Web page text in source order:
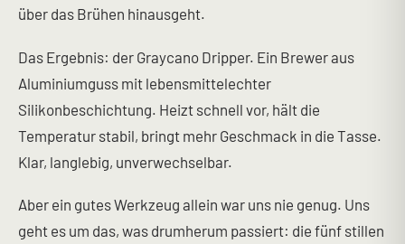
über das Brühen hinausgeht.
Das Ergebnis: der Graycano Dripper. Ein Brewer aus
Aluminiumguss mit lebensmittelechter
Silikonbeschichtung. Heizt schnell vor, hält die
Temperatur stabil, bringt mehr Geschmack in die Tasse.
Klar, langlebig, unverwechselbar.
Aber ein gutes Werkzeug allein war uns nie genug. Uns
geht es um das, was drumherum passiert: die fünf stillen